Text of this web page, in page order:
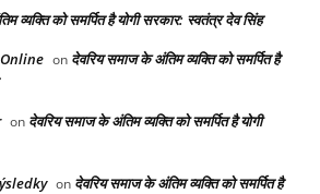
व्यक्ति को समर्पित है योगी सरकार: स्वतंत्र देव सिंह
on देवरिय समाज के अंतिम व्यक्ति को समर्पित है
on देवरिय समाज के अंतिम व्यक्ति को समर्पित है योगी
on देवरिय समाज के अंतिम व्यक्ति को समर्पित है